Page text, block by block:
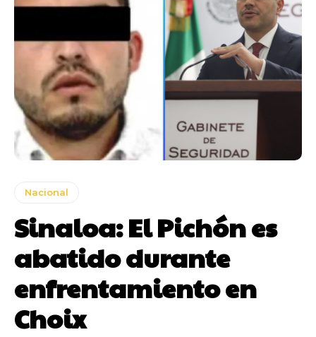
Nacional
Sinaloa: El Pichón es
abatido durante
enfrentamiento en
Choix